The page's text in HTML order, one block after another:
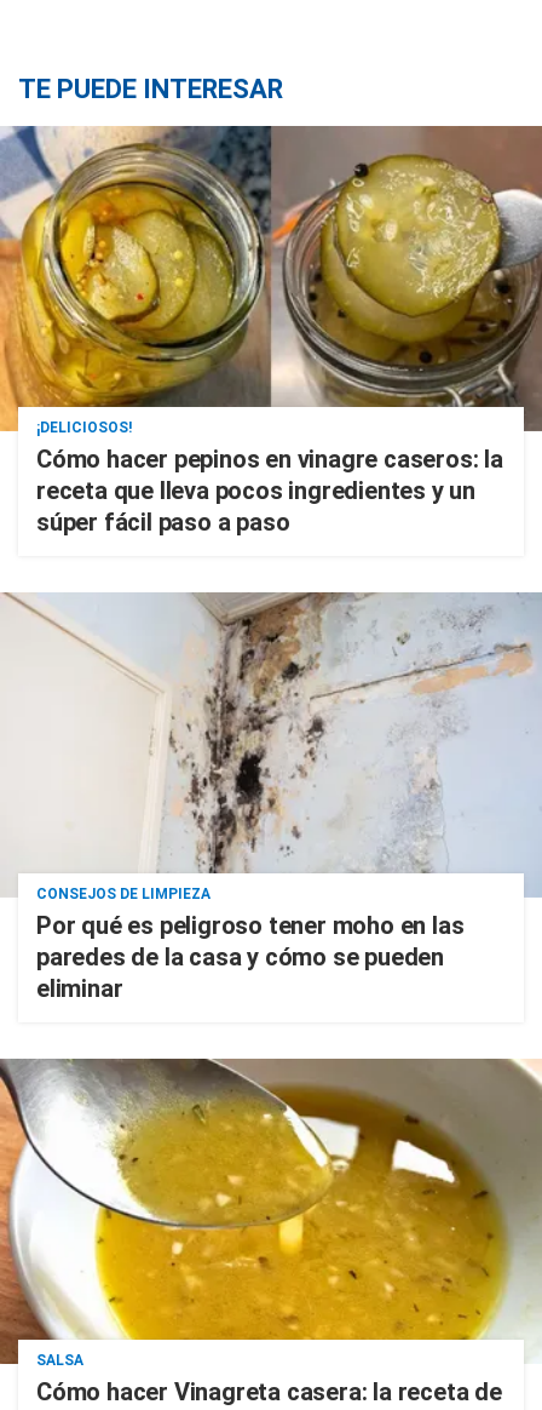
TE PUEDE INTERESAR
¡DELICIOSOS!
Cómo hacer pepinos en vinagre caseros: la
receta que lleva pocos ingredientes y un
súper fácil paso a paso
CONSEJOS DE LIMPIEZA
Por qué es peligroso tener moho en las
paredes de la casa y cómo se pueden
eliminar
SALSA
Cómo hacer Vinagreta casera: la receta de